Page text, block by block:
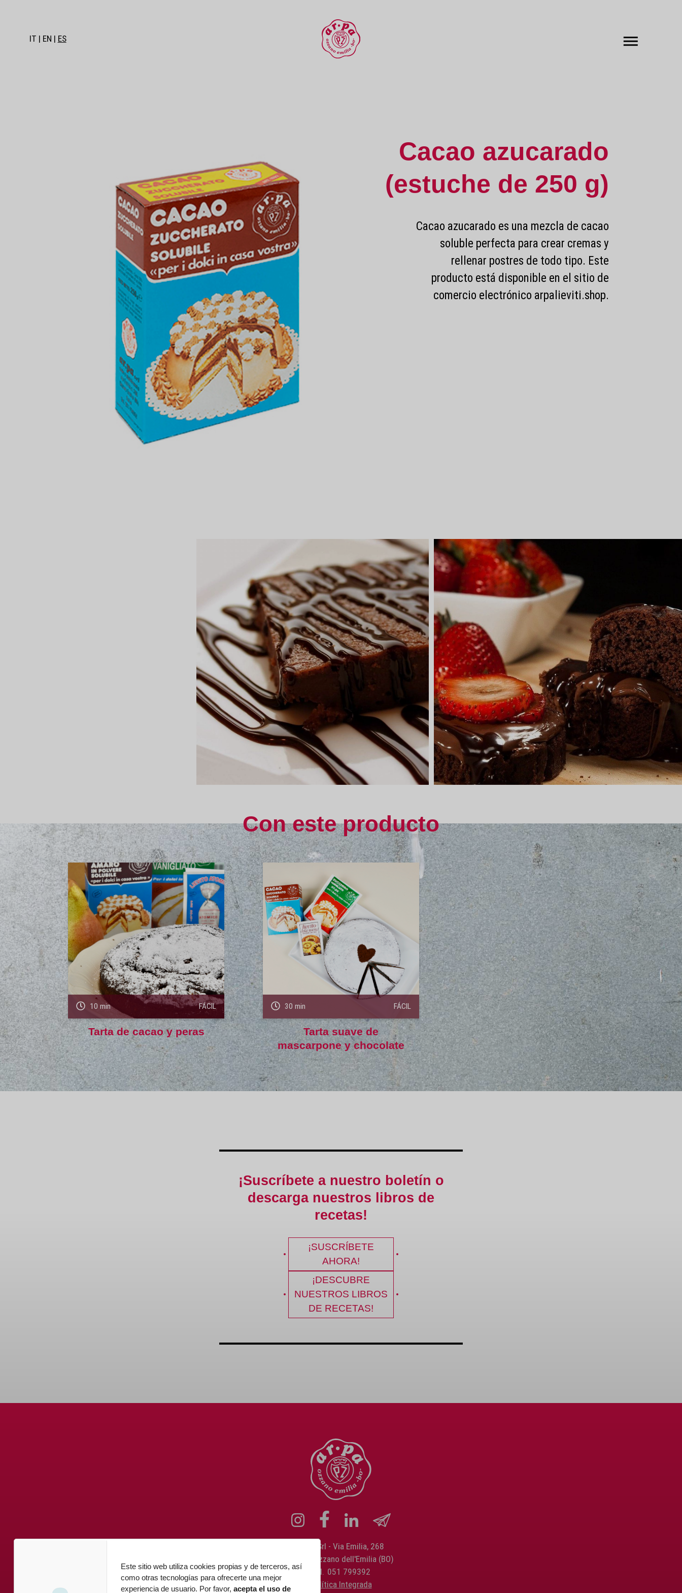
Este sitio web utiliza cookies propias y de terceros, así
como otras tecnologías para ofrecerte una mejor
experiencia de usuario. Por favor, acepta el uso de
IT EN ES
Cacao azucarado
(estuche de 250 g)
Cacao azucarado es una mezcla de cacao
soluble perfecta para crear cremas y
rellenar postres de todo tipo. Este
producto está disponible en el sitio de
comercio electrónico arpalieviti.shop.
Con este producto
Tarta de cacao y peras
10 min FÁCIL
Tarta suave de
mascarpone y chocolate
30 min FÁCIL
¡Suscríbete a nuestro boletín o
descarga nuestros libros de
recetas!
¡SUSCRÍBETE
AHORA!
¡DESCUBRE
NUESTROS LIBROS
DE RECETAS!
Ar.pa Srl
Via Emilia, 268
40064 Ozzano dell'Emilia (BO)
Tel. 051 799392
Política Integrada